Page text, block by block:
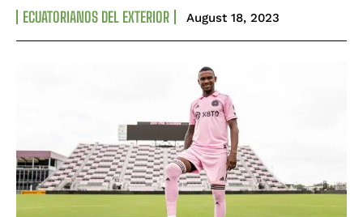
ECUATORIANOS DEL EXTERIOR August 18, 2023